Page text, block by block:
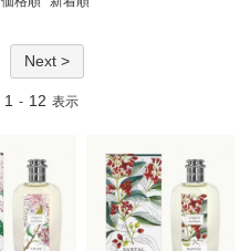
Next >
1 - 12 表示